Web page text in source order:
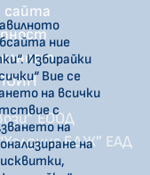
сайта
ЕООД
БДЖ” ЕАД
ние
Избирайки
Вие се
на всички
с
на
на